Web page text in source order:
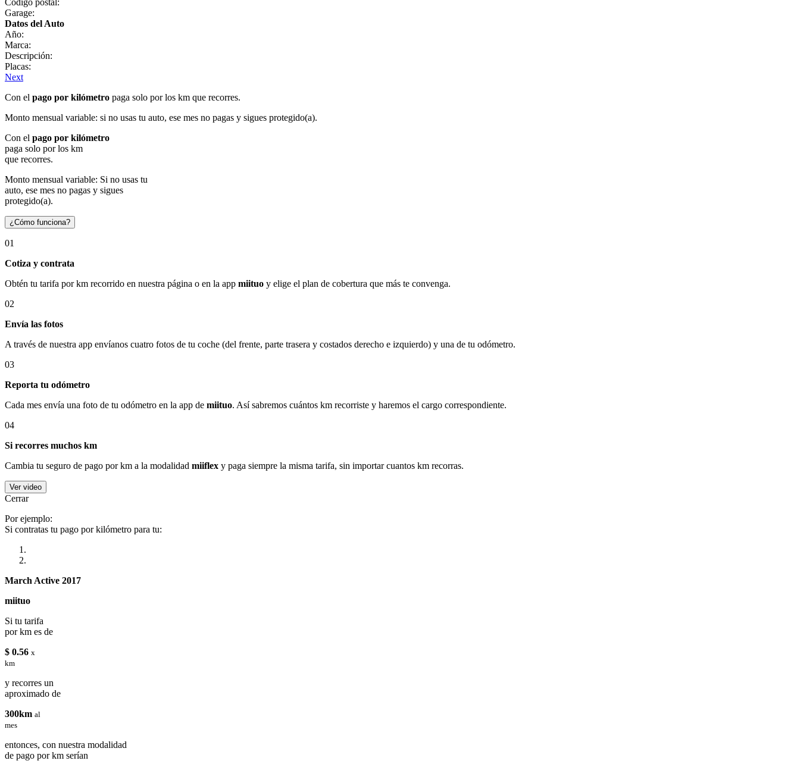
Garage:
Datos del Auto
Año:
Marca:
Descripción:
Placas:
Next
Con el pago por kilómetro paga solo por los km que recorres.
Monto mensual variable: si no usas tu auto, ese mes no pagas y sigues protegido(a).
Con el pago por kilómetro
paga solo por los km
que recorres.
Monto mensual variable: Si no usas tu
auto, ese mes no pagas y sigues
protegido(a).
¿Cómo funciona?
01
Cotiza y contrata
Obtén tu tarifa por km recorrido en nuestra página o en la app miituo y elige el plan de cobertura que más te convenga.
02
Envía las fotos
A través de nuestra app envíanos cuatro fotos de tu coche (del frente, parte trasera y costados derecho e izquierdo) y una de tu odómetro.
03
Reporta tu odómetro
Cada mes envía una foto de tu odómetro en la app de miituo. Así sabremos cuántos km recorriste y haremos el cargo correspondiente.
04
Si recorres muchos km
Cambia tu seguro de pago por km a la modalidad miiflex y paga siempre la misma tarifa, sin importar cuantos km recorras.
Ver video
Cerrar
Por ejemplo:
Si contratas tu pago por kilómetro para tu:
March Active 2017
miituo
Si tu tarifa
por km es de
$ 0.56 x
km
y recorres un
aproximado de
300km al
mes
entonces, con nuestra modalidad
de pago por km serían